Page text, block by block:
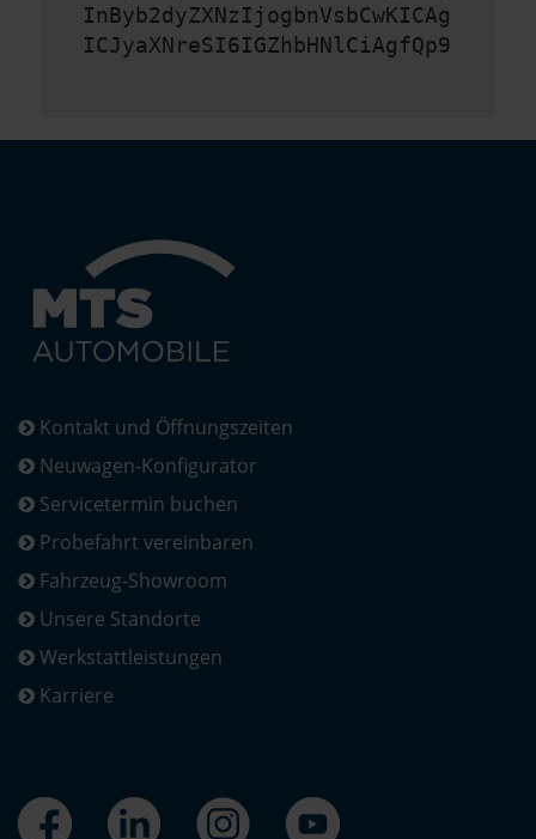
InByb2dyZXNzIjogbnVsbCwKICAg
ICJyaXNreSI6IGZhbHNlCiAgfQp9
Kontakt und Öffnungszeiten
Neuwagen-Konfigurator
Servicetermin buchen
Probefahrt vereinbaren
Fahrzeug-Showroom
Unsere Standorte
Werkstattleistungen
Karriere